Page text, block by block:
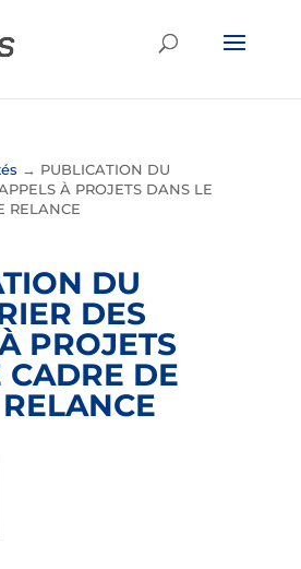
→ PUBLICATION DU
À PROJETS DANS LE
RELANCE
DU
DES
PROJETS
CADRE DE